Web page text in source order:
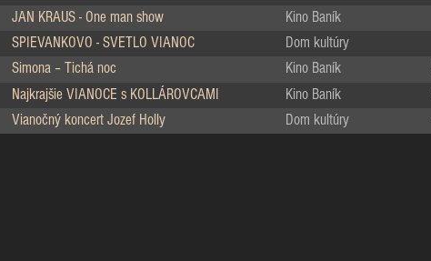
JAN KRAUS - One man show Kino Baník
SPIEVANKOVO - SVETLO VIANOC Dom kultúry
Simona – Tichá noc Kino Baník
Najkrajšie VIANOCE s KOLLÁROVCAMI Kino Baník
Vianočný koncert Jozef Holly Dom kultúry